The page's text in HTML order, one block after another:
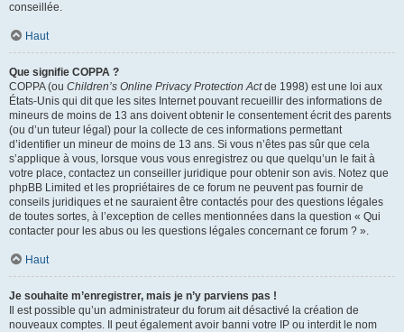
conseillée.
Haut
Que signifie COPPA ?
COPPA (ou Children’s Online Privacy Protection Actde 1998) est une loi aux
États-Unis qui dit que les sites Internet pouvant recueillir des informations de
mineurs de moins de 13 ans doivent obtenir le consentement écrit des parents
(ou d’un tuteur légal) pour la collecte de ces informations permettant
d’identifier un mineur de moins de 13 ans. Si vous n’êtes pas sûr que cela
s’applique à vous, lorsque vous vous enregistrez ou que quelqu’un le fait à
votre place, contactez un conseiller juridique pour obtenir son avis. Notez que
phpBB Limited et les propriétaires de ce forum ne peuvent pas fournir de
conseils juridiques et ne sauraient être contactés pour des questions légales
de toutes sortes, à l’exception de celles mentionnées dans la question « Qui
contacter pour les abus ou les questions légales concernant ce forum ? ».
Haut
Je souhaite m’enregistrer, mais je n’y parviens pas !
Il est possible qu’un administrateur du forum ait désactivé la création de
nouveaux comptes. Il peut également avoir banni votre IP ou interdit le nom